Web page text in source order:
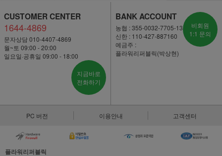
CUSTOMER CENTER
1644-4869
문자상담 010-4407-4869
월~토 09:00 - 20:00
일요일·공휴일 09:00 - 18:00
지금바로
전화하기
BANK ACCOUNT
농협 : 355-0032-7705-13
신한 : 110-427-887160
예금주 :
플라워리퍼블릭(박상현)
비회원
1:1 문의
PC 버전 이용안내 고객센터
플라워리퍼블릭